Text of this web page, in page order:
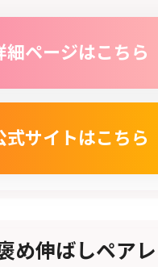
細ページはこちら
式サイトはこちら
め伸ばしペア